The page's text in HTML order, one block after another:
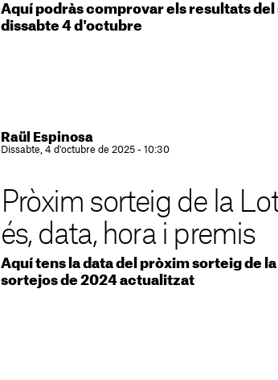
Aquí podràs comprovar els resultats
dissabte 4 d'octubre
Raül Espinosa
Dissabte, 4 d'octubre de 2025 - 10:30
Pròxim sorteig de la
és, data, hora i premis
Aquí tens la data del pròxim sorteig de
sortejos de 2024 actualitzat